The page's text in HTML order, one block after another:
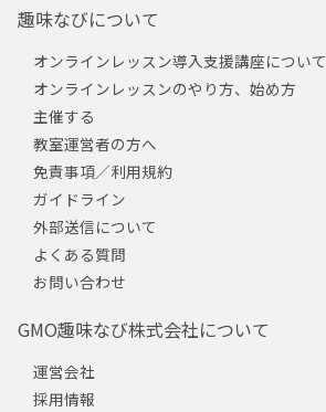
趣味なびについて
オンラインレッスン導入支援講座について
オンラインレッスンのやり方、始め方
主催する
教室運営者の方へ
免責事項／利用規約
ガイドライン
外部送信について
よくある質問
お問い合わせ
GMO趣味なび株式会社について
運営会社
採用情報